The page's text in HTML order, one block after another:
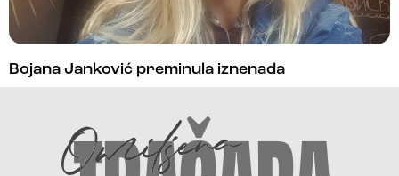
Bojana Janković preminula iznenada